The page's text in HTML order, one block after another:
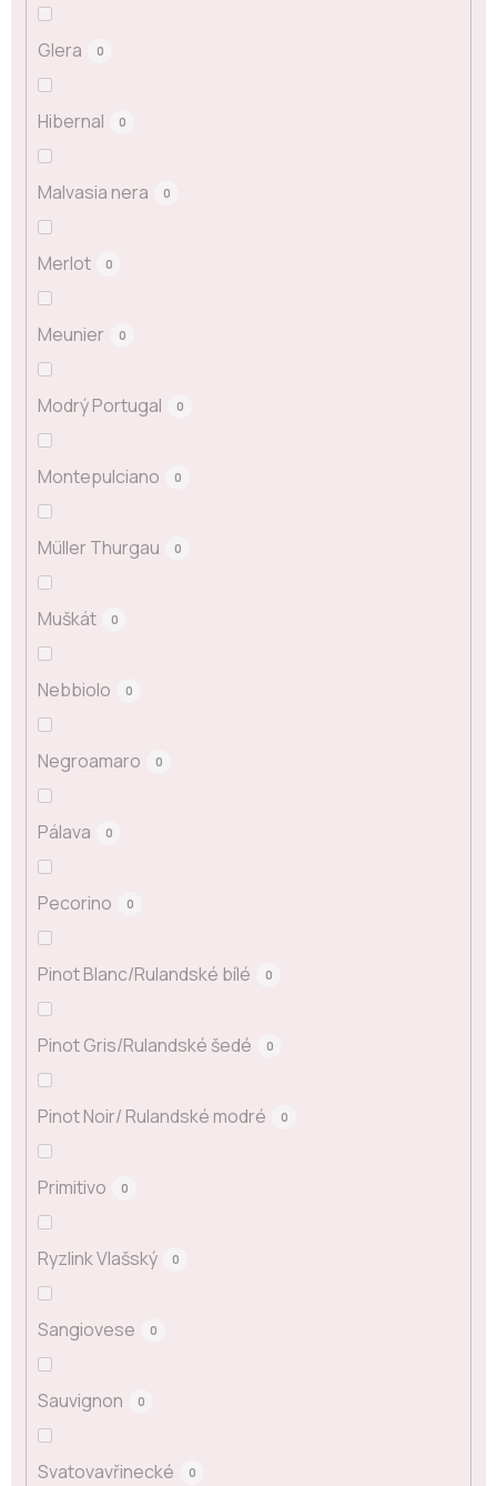
Glera 0
Hibernal 0
Malvasia nera 0
Merlot 0
Meunier 0
Modrý Portugal 0
Montepulciano 0
Müller Thurgau 0
Muškát 0
Nebbiolo 0
Negroamaro 0
Pálava 0
Pecorino 0
Pinot Blanc/Rulandské bílé 0
Pinot Gris/Rulandské šedé 0
Pinot Noir/ Rulandské modré 0
Primitivo 0
Ryzlink Vlašský 0
Sangiovese 0
Sauvignon 0
Svatovavřinecké 0